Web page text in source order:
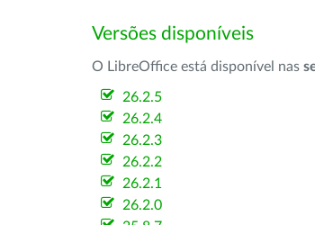
Versões disponíveis
O LibreOffice está disponível nas
26.2.5
26.2.4
26.2.3
26.2.2
26.2.1
26.2.0